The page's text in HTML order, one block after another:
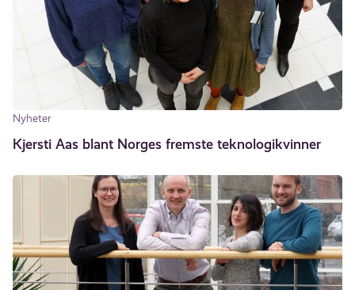
Nyheter
Kjersti Aas blant Norges fremste teknologikvinner